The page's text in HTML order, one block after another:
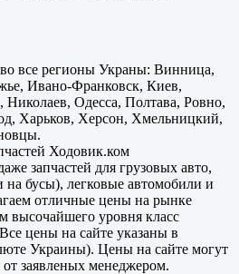
все регионы Украны: Винница,
Ивано-Франковск, Киев,
Одесса, Полтава, Ровно,
Харьков, Херсон, Хмельницкий,
Ходовик.ком
запчастей для грузовых авто,
на бусы), легковые автомобили и
отличные цены на рынке
высочайшего уровня класс
цены на сайте указаны в
Украины). Цены на сайте могут
от заявленых менеджером.